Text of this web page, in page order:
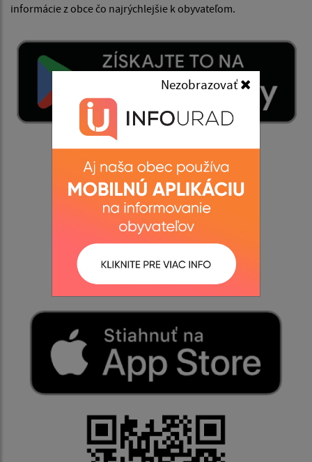
Nezobrazovať
informácie z obce čo najrýchlejšie k obyvateľom.